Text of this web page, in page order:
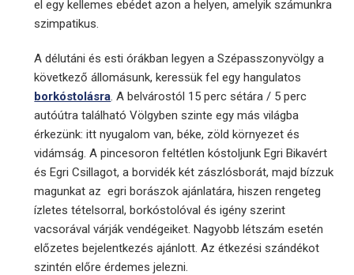
el egy kellemes ebédet azon a helyen, amelyik számunkra
szimpatikus.
A délutáni és esti órákban legyen a Szépasszonyvölgy a
következő állomásunk, keressük fel egy hangulatos
borkóstolásra. A belvárostól 15 perc sétára / 5 perc
autóútra található Völgyben szinte egy más világba
érkezünk: itt nyugalom van, béke, zöld környezet és
vidámság. A pincesoron feltétlen kóstoljunk Egri Bikavért
és Egri Csillagot, a borvidék két zászlósborát, majd bízzuk
magunkat az egri borászok ajánlatára, hiszen rengeteg
ízletes tételsorral, borkóstolóval és igény szerint
vacsorával várják vendégeiket. Nagyobb létszám esetén
előzetes bejelentkezés ajánlott. Az étkezési szándékot
szintén előre érdemes jelezni.